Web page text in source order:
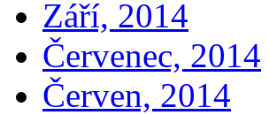
Září, 2014
Červenec, 2014
Červen, 2014